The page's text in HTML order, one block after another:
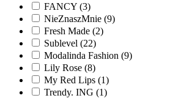
FANCY (3)
NieZnaszMnie (9)
Fresh Made (2)
Sublevel (22)
Modalinda Fashion (9)
Lily Rose (8)
My Red Lips (1)
Trendy. ING (1)